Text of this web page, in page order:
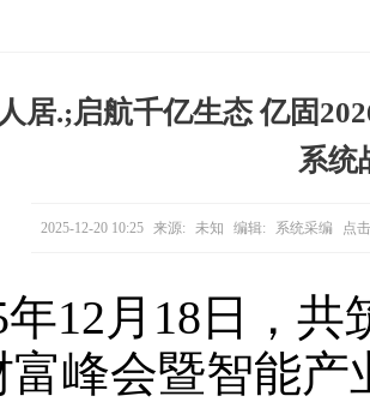
居.;启航千亿生态 亿固
系统
2025-12-20 10:25 来源: 未知 编辑: 系统采编 点
年12月18日，
富峰会暨智能